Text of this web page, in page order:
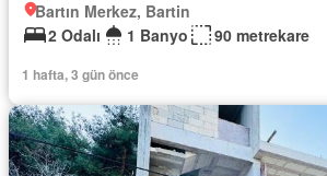
Bartın Merkez, Bartin
2 Odalı
1 Banyo 90 metrekare
1 hafta, 3 gün önce